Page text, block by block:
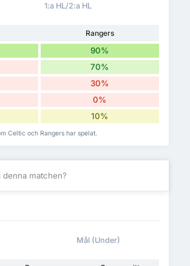
1:a HL/2:a HL
Rangers
90%
70%
30%
0%
10%
Celtic och Rangers har spelat.
denna matchen?
Mål (Under)